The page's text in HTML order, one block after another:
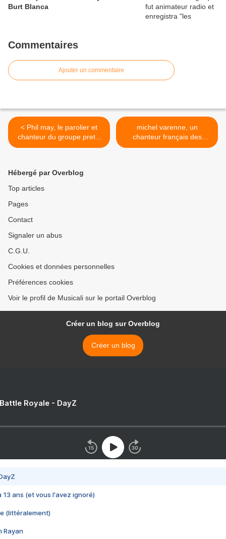
Burt Blanca
Commentaires
Ajouter un commentaire
< Phil may, le parolier et
chanteur du groupe pretty
things, il disparaît des
michel varenne, un
chanteur français des
années 1960 et 1970 ami
Hébergé par Overblog
Top articles
Pages
Contact
Signaler un abus
C.G.U.
Cookies et données personnelles
Préférences cookies
Voir le profil de Musicali sur le portail Overblog
Créer un blog sur Overblog
Créer un blog
Royale - DayZ
13 ans (et vous l'avez ignoré)
(littéralement)
Rayan